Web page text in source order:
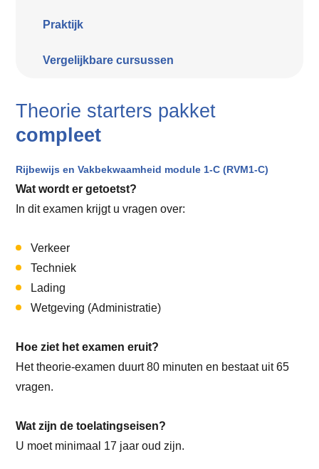
Praktijk
Vergelijkbare cursussen
Theorie starters pakket
compleet
Rijbewijs en Vakbekwaamheid module 1-C (RVM1-C)
Wat wordt er getoetst?
In dit examen krijgt u vragen over:
Verkeer
Techniek
Lading
Wetgeving (Administratie)
Hoe ziet het examen eruit?
Het theorie-examen duurt 80 minuten en bestaat uit 65
vragen.
Wat zijn de toelatingseisen?
U moet minimaal 17 jaar oud zijn.